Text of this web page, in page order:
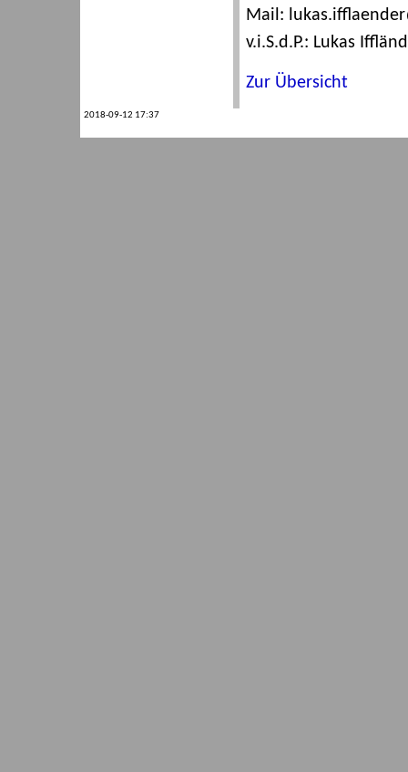
Mail:
v.i.S.d.P.: Lukas
Zur Übersicht
2018-09-12 17:37